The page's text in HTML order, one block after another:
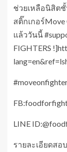
ช่วยเหลือนิสิต
สติ๊กเกอร์
แล้ววันนี้
FIGHTERS
LINE
รายละเอียดสอ